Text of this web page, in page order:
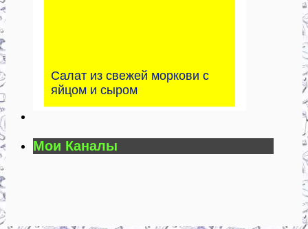
Салат из свежей моркови с
яйцом и сыром
Мои Каналы